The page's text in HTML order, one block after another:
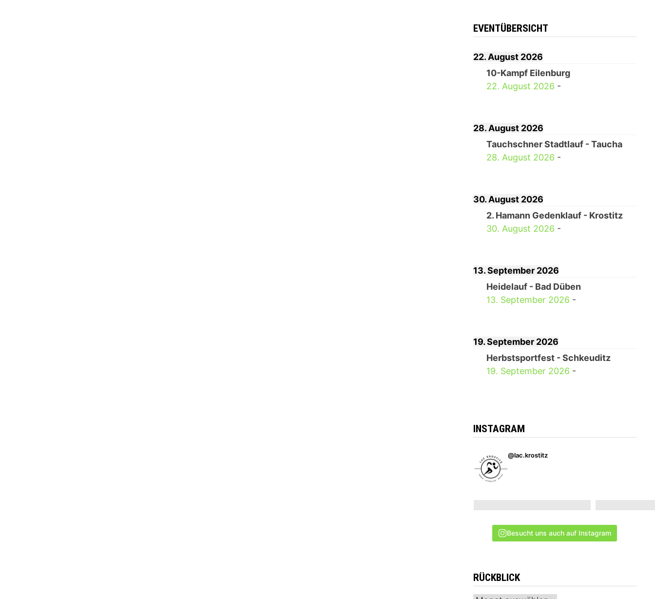
EVENTÜBERSICHT
22. August 2026
10-Kampf Eilenburg
22. August 2026 -
28. August 2026
Tauchschner Stadtlauf - Taucha
28. August 2026 -
30. August 2026
2. Hamann Gedenklauf - Krostitz
30. August 2026 -
13. September 2026
Heidelauf - Bad Düben
13. September 2026 -
19. September 2026
Herbstsportfest - Schkeuditz
19. September 2026 -
INSTAGRAM
@lac.krostitz
Besucht uns auch auf Instagram
RÜCKBLICK